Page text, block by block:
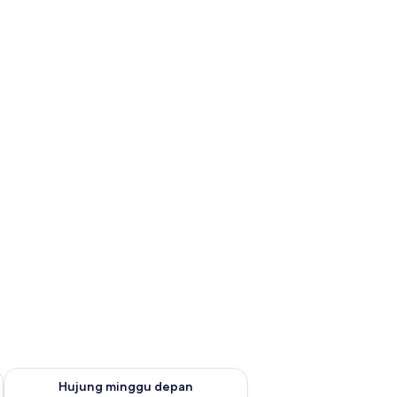
ini Ogo 7 - Ogo 9
Hujung minggu depan
Semak ketersediaan untuk hujung minggu depan Ogo 14 -